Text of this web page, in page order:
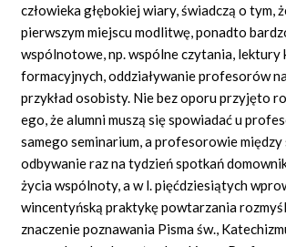
człowieka głębokiej wiary, świadczą o tym,
pierwszym miejscu modlitwę, ponadto
wspólnotowe, np. wspólne czytania, lektury
formacyjnych, oddziaływanie profesorów
przykład osobisty. Nie bez oporu przyjęto
ego, że alumni muszą się spowiadać u
samego seminarium, a profesorowie między
odbywanie raz na tydzień spotkań
życia wspólnoty, a w l. pięćdziesiątych
wincentyńską praktykę powtarzania
znaczenie poznawania Pisma św.,